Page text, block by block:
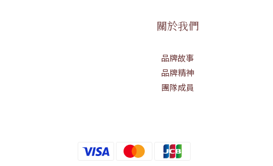
關於我們
品牌故事
品牌精神
團隊成員